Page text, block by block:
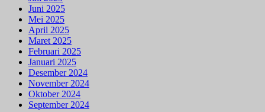
Juni 2025
Mei 2025
April 2025
Maret 2025
Februari 2025
Januari 2025
Desember 2024
November 2024
Oktober 2024
September 2024